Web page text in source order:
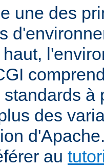
une des
à
des
au